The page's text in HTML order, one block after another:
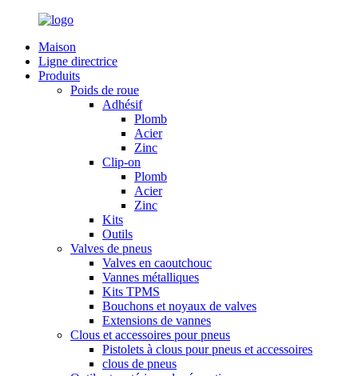
Maison
Ligne directrice
Produits
Poids de roue
Adhésif
Plomb
Acier
Zinc
Clip-on
Plomb
Acier
Zinc
Kits
Outils
Valves de pneus
Valves en caoutchouc
Vannes métalliques
Kits TPMS
Bouchons et noyaux de valves
Extensions de vannes
Clous et accessoires pour pneus
Pistolets à clous pour pneus et accessoires
clous de pneus